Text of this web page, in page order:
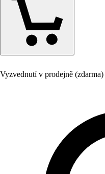
Vyzvednutí v prodejně (zdarma)